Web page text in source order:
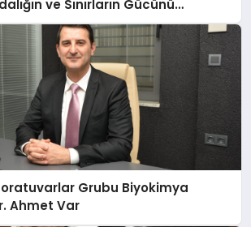
ve Sınırların Gücünü
Grubu Biyokimya
Ahmet Var